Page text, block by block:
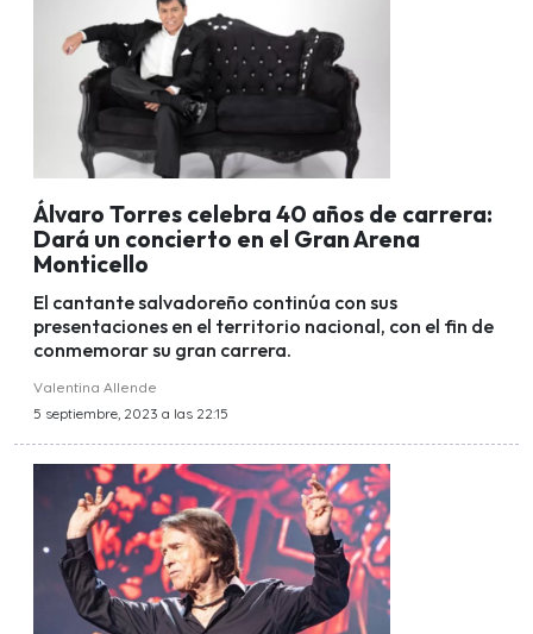
Álvaro Torres celebra 40 años de carrera:
Dará un concierto en el Gran Arena
Monticello
El cantante salvadoreño continúa con sus
presentaciones en el territorio nacional, con el fin de
conmemorar su gran carrera.
Valentina Allende
5 septiembre, 2023 a las 22:15